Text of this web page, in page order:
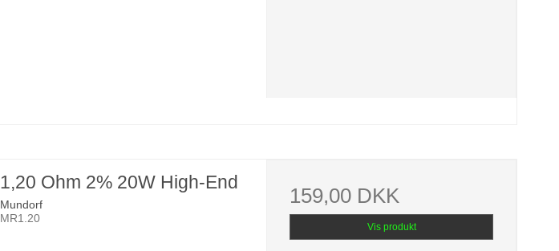
1,20 Ohm 2% 20W High-End
Mundorf
MR1.20
159,00 DKK
Vis produkt